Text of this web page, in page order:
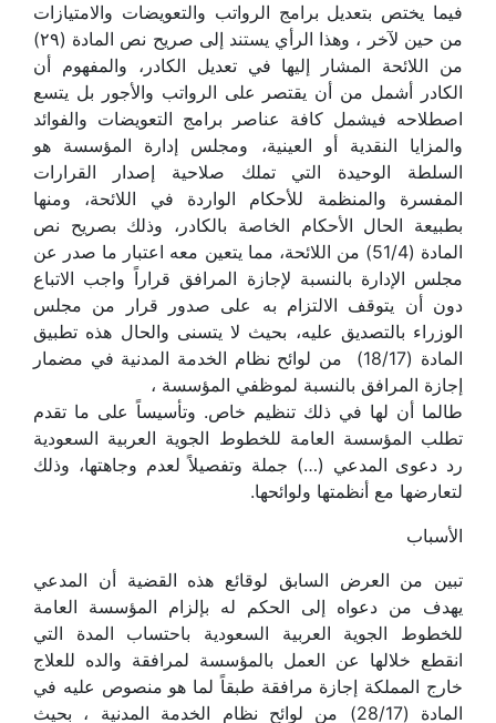
فيما يختص بتعديل برامج الرواتب والتعويضات والامتيازات
من حين لآخر ، وهذا الرأي يستند إلى صريح نص المادة (۲۹)
من اللائحة المشار إليها في تعديل الكادر، والمفهوم أن
الكادر أشمل من أن يقتصر على الرواتب والأجور بل يتسع
اصطلاحه فيشمل كافة عناصر برامج التعويضات والفوائد
والمزايا النقدية أو العينية، ومجلس إدارة المؤسسة هو
السلطة الوحيدة التي تملك صلاحية إصدار القرارات
المفسرة والمنظمة للأحكام الواردة في اللائحة، ومنها
بطبيعة الحال الأحكام الخاصة بالكادر، وذلك بصريح نص
المادة (51/4) من اللائحة، مما يتعين معه اعتبار ما صدر عن
مجلس الإدارة بالنسبة لإجازة المرافق قراراً واجب الاتباع
دون أن يتوقف الالتزام به على صدور قرار من مجلس
الوزراء بالتصديق عليه، بحيث لا يتسنى والحال هذه تطبيق
المادة (18/17) من لوائح نظام الخدمة المدنية في مضمار
إجازة المرافق بالنسبة لموظفي المؤسسة ،
طالما أن لها في ذلك تنظيم خاص. وتأسيساً على ما تقدم
تطلب المؤسسة العامة للخطوط الجوية العربية السعودية
رد دعوى المدعي (…) جملة وتفصيلاً لعدم وجاهتها، وذلك
لتعارضها مع أنظمتها ولوائحها.
الأسباب
تبين من العرض السابق لوقائع هذه القضية أن المدعي
يهدف من دعواه إلى الحكم له بإلزام المؤسسة العامة
للخطوط الجوية العربية السعودية باحتساب المدة التي
انقطع خلالها عن العمل بالمؤسسة لمرافقة والده للعلاج
خارج المملكة إجازة مرافقة طبقاً لما هو منصوص عليه في
المادة (28/17) من لوائح نظام الخدمة المدنية ، بحيث